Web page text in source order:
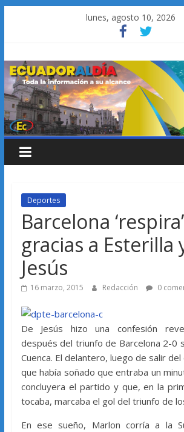
lunes, agosto 10, 2026
Deportes
Barcelona ‘respira’
gracias a Esterilla
Jesús
16 marzo, 2015 Redacción 0
De Jesús hizo una confesión
después del triunfo de Barcelona 2-0
Cuenca. El delantero, luego de salir
que había soñado que entraba un
concluyera el partido y que, en la
tocaba, marcaba el gol del triunfo de los
En ese sueño, Marlon corría a la